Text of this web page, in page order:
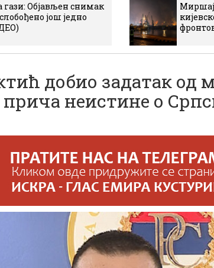
гази: Објављен снимак
још једно
добио задатак од
прича неистине о